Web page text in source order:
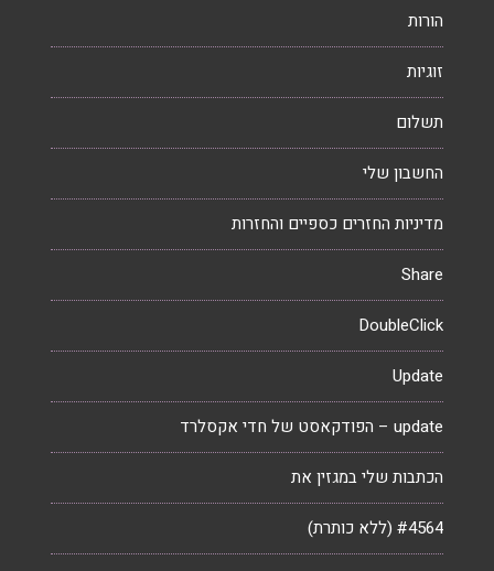
הורות
זוגיות
תשלום
החשבון שלי
מדיניות החזרים כספיים והחזרות
Share
DoubleClick
Update
update – הפודקאסט של חדי אקסלרד
הכתבות שלי במגזין את
#4564 (ללא כותרת)